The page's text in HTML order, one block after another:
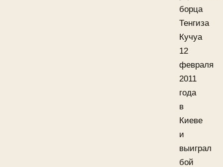
борца
Тенгиза
Кучуа
12
февраля
2011
года
в
Киеве
и
выиграл
бой